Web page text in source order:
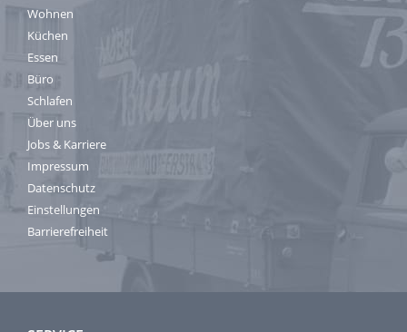
Wohnen
Küchen
Essen
Büro
Schlafen
Über uns
Jobs & Karriere
Impressum
Datenschutz
Einstellungen
Barrierefreiheit